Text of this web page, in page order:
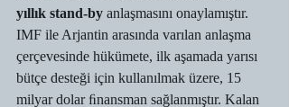
yıllık stand-by anlaşmasını onaylamıştır.
IMF ile Arjantin arasında varılan anlaşma
çerçevesinde hükümete, ilk aşamada yarısı
bütçe desteği için kullanılmak üzere, 15
milyar dolar ﬁnansman sağlanmıştır. Kalan